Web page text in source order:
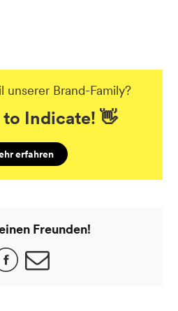
unserer Brand-Family?
to Indicate! 👋
erfahren
Freunden!